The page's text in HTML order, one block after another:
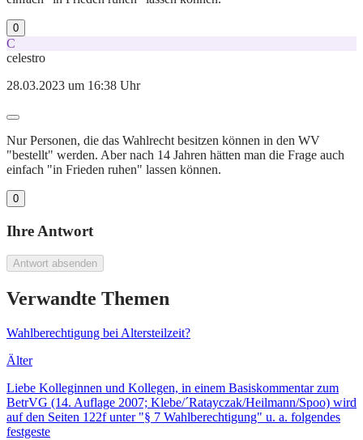
0
C
celestro
28.03.2023 um 16:38 Uhr
Nur Personen, die das Wahlrecht besitzen können in den WV
"bestellt" werden. Aber nach 14 Jahren hätten man die Frage auch
einfach "in Frieden ruhen" lassen können.
0
Ihre Antwort
Antwort absenden
Verwandte Themen
Wahlberechtigung bei Altersteilzeit?
Älter
Liebe Kolleginnen und Kollegen, in einem Basiskommentar zum
BetrVG (14. Auflage 2007; Klebe/´Ratayczak/Heilmann/Spoo) wird
auf den Seiten 122f unter "§ 7 Wahlberechtigung" u. a. folgendes
festgeste